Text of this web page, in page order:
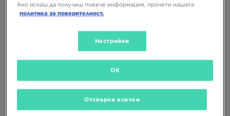
NIKE AIR MAX 95 BB BG JDSP
Ако искаш да получиш повече информация, прочети нашата
политика за поверителност.
Настройки
Отхвърли всички
OK